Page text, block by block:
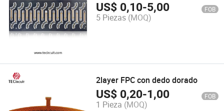
US$ 0,10-5,00 FOB
5 Piezas (MOQ)
2layer FPC con dedo dorado
US$ 0,20-1,00 FOB
1 Pieza (MOQ)